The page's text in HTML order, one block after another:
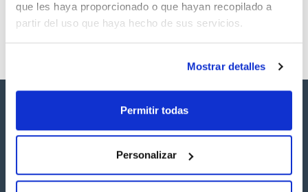
que les haya proporcionado o que hayan recopilado a
partir del uso que haya hecho de sus servicios.
Mostrar detalles
Permitir todas
Personalizar